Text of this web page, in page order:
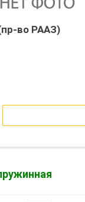
во РААЗ)